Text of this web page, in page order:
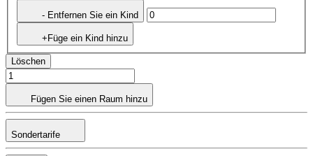
- Entfernen Sie ein Kind
+Füge ein Kind hinzu
Löschen
Fügen Sie einen Raum hinzu
Sondertarife